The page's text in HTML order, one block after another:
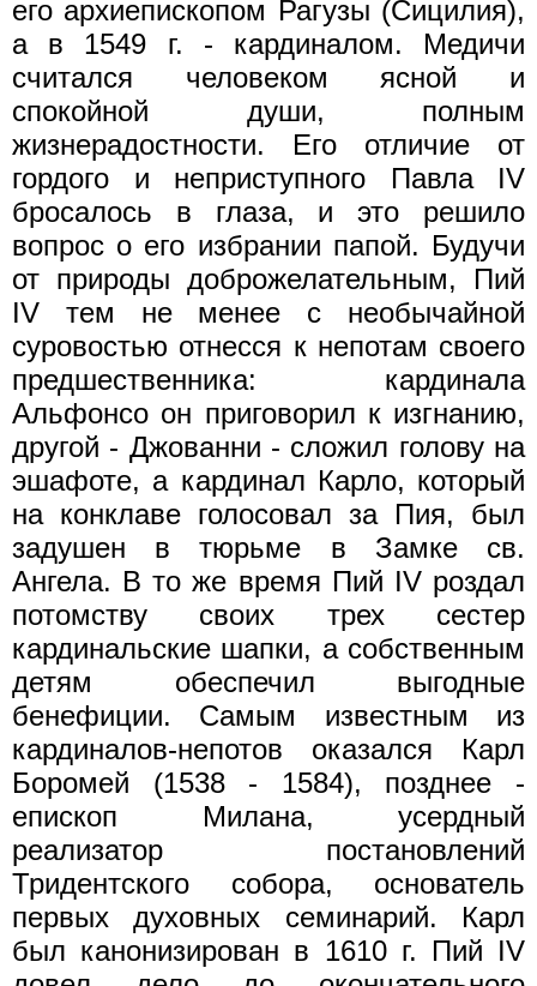
его архиепископом Рагузы (Сицилия),
а в 1549 г. - кардиналом. Медичи
считался человеком ясной и
спокойной души, полным
жизнерадостности. Его отличие от
гордого и неприступного Павла IV
бросалось в глаза, и это решило
вопрос о его избрании папой. Будучи
от природы доброжелательным, Пий
IV тем не менее с необычайной
суровостью отнесся к непотам своего
предшественника: кардинала
Альфонсо он приговорил к изгнанию,
другой - Джованни - сложил голову на
эшафоте, а кардинал Карло, который
на конклаве голосовал за Пия, был
задушен в тюрьме в Замке св.
Ангела. В то же время Пий IV роздал
потомству своих трех сестер
кардинальские шапки, а собственным
детям обеспечил выгодные
бенефиции. Самым известным из
кардиналов-непотов оказался Карл
Боромей (1538 - 1584), позднее -
епископ Милана, усердный
реализатор постановлений
Тридентского собора, основатель
первых духовных семинарий. Карл
был канонизирован в 1610 г. Пий IV